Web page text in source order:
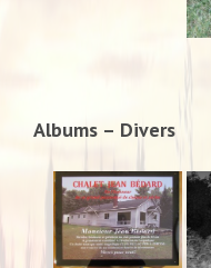
Albums – Divers